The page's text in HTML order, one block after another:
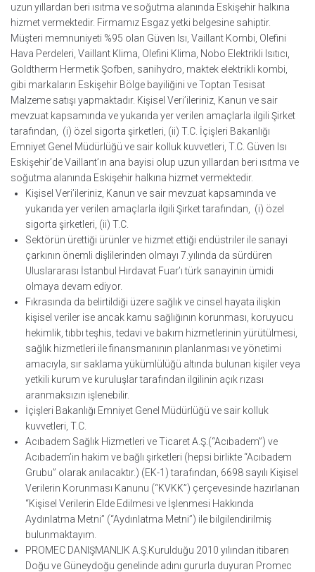
uzun yıllardan beri ısıtma ve soğutma alanında Eskişehir halkına
hizmet vermektedir. Firmamız Esgaz yetki belgesine sahiptir.
Müşteri memnuniyeti %95 olan Güven Isı, Vaillant Kombi, Olefini
Hava Perdeleri, Vaillant Klima, Olefini Klima, Nobo Elektrikli Isıtıcı,
Goldtherm Hermetik Şofben, sanihydro, maktek elektrikli kombi,
gibi markaların Eskişehir Bölge bayiliğini ve Toptan Tesisat
Malzeme satışı yapmaktadır. Kişisel Veri’ileriniz, Kanun ve sair
mevzuat kapsamında ve yukarıda yer verilen amaçlarla ilgili Şirket
tarafından, (i) özel sigorta şirketleri, (ii) T.C. İçişleri Bakanlığı
Emniyet Genel Müdürlüğü ve sair kolluk kuvvetleri, T.C. Güven Isı
Eskişehir’de Vaillant’ın ana bayisi olup uzun yıllardan beri ısıtma ve
soğutma alanında Eskişehir halkına hizmet vermektedir.
Kişisel Veri’ileriniz, Kanun ve sair mevzuat kapsamında ve
yukarıda yer verilen amaçlarla ilgili Şirket tarafından, (i) özel
sigorta şirketleri, (ii) T.C.
Sektörün ürettiği ürünler ve hizmet ettiği endüstriler ile sanayi
çarkının önemli dişlilerinden olmayı 7.yılında da sürdüren
Uluslararası İstanbul Hırdavat Fuar’ı türk sanayinin ümidi
olmaya devam ediyor.
Fıkrasında da belirtildiği üzere sağlık ve cinsel hayata ilişkin
kişisel veriler ise ancak kamu sağlığının korunması, koruyucu
hekimlik, tıbbı teşhis, tedavi ve bakım hizmetlerinin yürütülmesi,
sağlık hizmetleri ile finansmanının planlanması ve yönetimi
amacıyla, sır saklama yükümlülüğü altında bulunan kişiler veya
yetkili kurum ve kuruluşlar tarafından ilgilinin açık rızası
aranmaksızın işlenebilir.
İçişleri Bakanlığı Emniyet Genel Müdürlüğü ve sair kolluk
kuvvetleri, T.C.
Acıbadem Sağlık Hizmetleri ve Ticaret A.Ş.(“Acıbadem”) ve
Acıbadem’in hakim ve bağlı şirketleri (hepsi birlikte “Acıbadem
Grubu” olarak anılacaktır.) (EK-1) tarafından, 6698 sayılı Kişisel
Verilerin Korunması Kanunu (“KVKK”) çerçevesinde hazırlanan
“Kişisel Verilerin Elde Edilmesi ve İşlenmesi Hakkında
Aydınlatma Metni” (“Aydınlatma Metni”) ile bilgilendirilmiş
bulunmaktayım.
PROMEC DANIŞMANLIK A.Ş.Kurulduğu 2010 yılından itibaren
Doğu ve Güneydoğu genelinde adını gururla duyuran Promec